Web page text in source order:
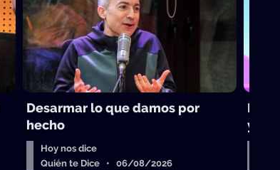
Desarmar lo que damos por
hecho
Hoy nos dice
Quién te Dice • 06/08/2026
Los
yoga